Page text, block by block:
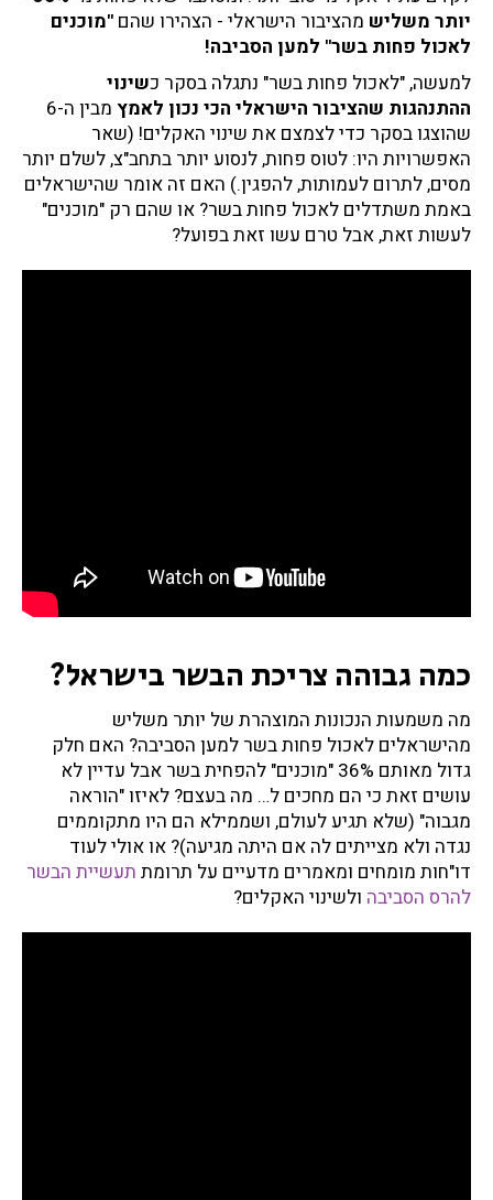
יותר משליש מהציבור הישראלי - הצהירו שהם "מוכנים
לאכול פחות בשר" למען הסביבה!
למעשה, "לאכול פחות בשר" נתגלה בסקר כשינוי
ההתנהגות שהציבור הישראלי הכי נכון לאמץ
מבין ה-6
שהוצגו בסקר כדי לצמצם את שינוי האקלים! (שאר
האפשרויות היו: לטוס פחות, לנסוע יותר בתחב"צ, לשלם יותר
מסים, לתרום לעמותות, להפגין.) האם זה אומר שהישראלים
באמת משתדלים לאכול פחות בשר? או שהם רק "מוכנים"
לעשות זאת, אבל טרם עשו זאת בפועל?
כמה גבוהה צריכת הבשר בישראל?
מה משמעות הנכונות המוצהרת של יותר משליש
מהישראלים לאכול פחות בשר למען הסביבה? האם חלק
גדול מאותם 36% "מוכנים" להפחית בשר אבל עדיין לא
עושים זאת כי הם מחכים ל… מה בעצם? לאיזו "הוראה
מגבוה" (שלא תגיע לעולם, ושממילא הם היו מתקוממים
נגדה ולא מצייתים לה אם היתה מגיעה)? או אולי לעוד
דו"חות מומחים ומאמרים מדעיים על תרומת תעשיית הבשר
להרס הסביבה ולשינוי האקלים?